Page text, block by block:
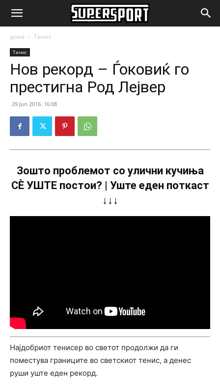
SuperSport.mk
дома Тенис
Тенис
Нов рекорд – Ѓоковиќ го
престигна Род Лејвер
29 Jun 2016. 16:08
Зошто проблемот со улични кучиња
СÈ УШТЕ постои? | Уште еден поткаст
↓↓↓
Најдобриот тенисер во светот продолжи да ги
поместува границите во светскиот тенис, а денес
руши уште еден рекорд.